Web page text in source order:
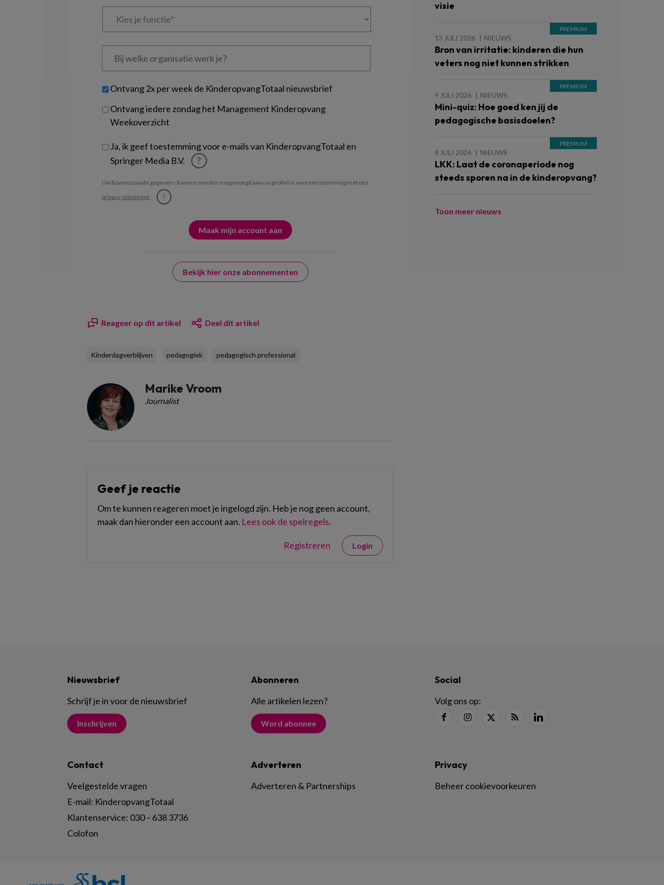
Kies
Bij
welke
je?
Untitled
Ontvang 2x per week de KinderopvangTotaal nieuwsbrief
Ontvang iedere zondag het Management Kinderopvang
Weekoverzicht
Ja, ik geef toestemming voor e-mails van KinderopvangTotaal en
Springer Media B.V.
?
Uw bovenstaande gegevens kunnen worden toegevoegd aan uw profiel in overeenstemming met ons
privacy statement. ?
Bekijk hier onze abonnementen
Reageer op dit artikel Deel dit artikel
Kinderdagverblijven pedagogiek pedagogisch professional
Marike Vroom
Journalist
Geef je reactie
Om te kunnen reageren moet je ingelogd zijn. Heb je nog geen account,
maak dan hieronder een account aan. Lees ook de spelregels.
Registreren Login
visie
13 JULI 2026 NIEUWS
Bron van irritatie: kinderen die hun
veters nog niet kunnen strikken
9 JULI 2026 NIEUWS
Mini-quiz: Hoe goed ken jij de
pedagogische basisdoelen?
8 JULI 2026 NIEUWS
LKK: Laat de coronaperiode nog
steeds sporen na in de kinderopvang?
Toon meer nieuws
Nieuwsbrief
Schrijf je in voor de nieuwsbrief
Inschrijven
Abonneren
Alle artikelen lezen?
Word abonnee
Social
Volg ons op:
Contact
Veelgestelde vragen
E-mail: KinderopvangTotaal
Klantenservice: 030 – 638 3736
Colofon
Adverteren
Adverteren & Partnerships
Privacy
Beheer cookievoorkeuren